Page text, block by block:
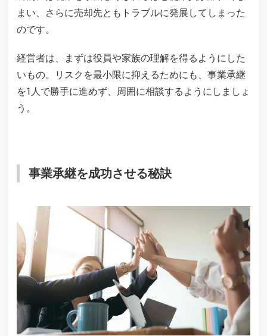
まい、さらに売却先ともトラブルに発展してしまった
のです。
経営者は、まずは役員や家族の理解を得るようにした
いもの。リスクを最小限に抑えるためにも、事業承継
を1人で勝手に進めず、周囲に相談するようにしましょ
う。
事業承継を成功させる秘訣